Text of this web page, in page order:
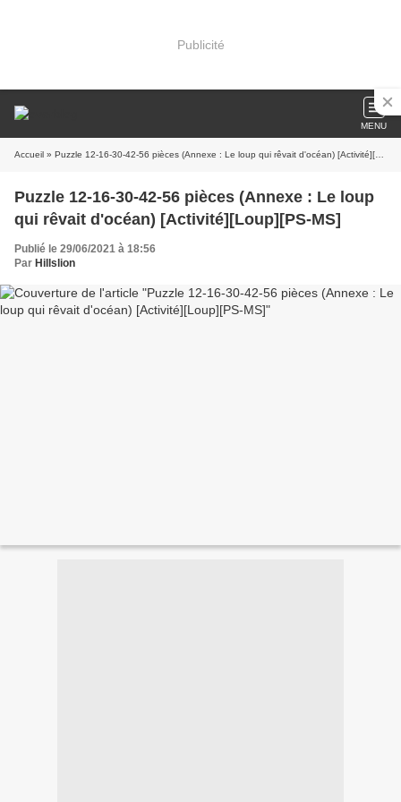
Publicité
MENU
Accueil » Puzzle 12-16-30-42-56 pièces (Annexe : Le loup qui rêvait d'océan) [Activité][Loup][PS-MS]
Puzzle 12-16-30-42-56 pièces (Annexe : Le loup
qui rêvait d'océan) [Activité][Loup][PS-MS]
Publié le 29/06/2021 à 18:56
Par Hillslion